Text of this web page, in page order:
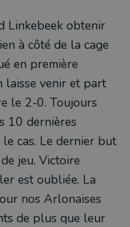
Linkebeek obtenir
à côté de la cage
en première
laisse venir et part
le 2-0. Toujours
10 dernières
cas. Le dernier but
jeu. Victoire
est oubliée. La
nos Arlonaises
de plus que leur